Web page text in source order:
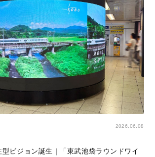
2026.06.08
ビジョン誕生｜「東武池袋ラウンドワイ